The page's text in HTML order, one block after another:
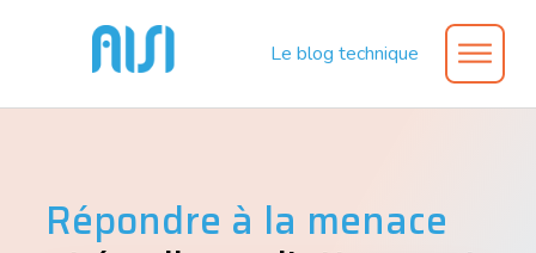
Le blog technique
Répondre à la menace